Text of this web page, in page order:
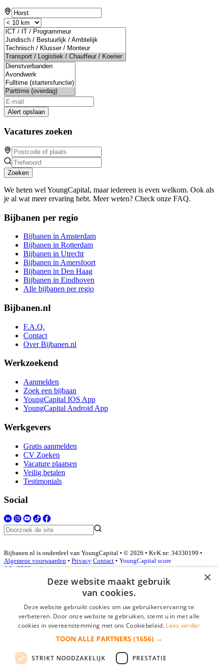
Alert opslaan
Vacatures zoeken
Zoeken
We heten wel YoungCapital, maar iedereen is even welkom. Ook als
je al wat meer ervaring hebt. Meer weten? Check onze FAQ.
Bijbanen per regio
Bijbanen in Amsterdam
Bijbanen in Rotterdam
Bijbanen in Utrecht
Bijbanen in Amersfoort
Bijbanen in Den Haag
Bijbanen in Eindhoven
Alle bijbanen per regio
Bijbanen.nl
F.A.Q.
Contact
Over Bijbanen.nl
Werkzoekend
Aanmelden
Zoek een bijbaan
YoungCapital IOS App
YoungCapital Android App
Werkgevers
Gratis aanmelden
CV Zoeken
Vacature plaatsen
Veilig betalen
Testimonials
Social
Bijbanen.nl is onderdeel van YoungCapital • © 2026 • KvK nr: 34330199 •
Algemene voorwaarden • Privacy Contact • YoungCapital score
4.3 - 3366 reviews
Inloggen als bedrijf
*
login gegevens onthouden
×
Deze website maakt gebruik
van cookies.
Deze website gebruikt cookies om uw gebruikerservaring te
verbeteren. Door onze website te gebruiken, stemt u in met alle
cookies in overeenstemming met ons Cookiebeleid. Lees verder
TOON ALLE PARTNERS (1656) →
STRIKT NOODZAKELIJK PRESTATIE